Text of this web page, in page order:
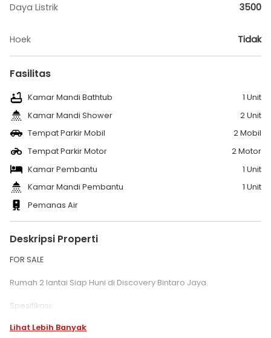
Daya Listrik 3500
Hoek Tidak
Fasilitas
Kamar Mandi Bathtub
1 Unit
Kamar Mandi Shower
2 Unit
Tempat Parkir Mobil
2 Mobil
Tempat Parkir Motor
2 Motor
Kamar Pembantu
1 Unit
Kamar Mandi Pembantu
1 Unit
Pemanas Air
Deskripsi Properti
FOR SALE
Rumah 2 lantai Siap Huni di Discovery Bintaro Jaya.
Spesifikasi:
Luas Bangunan 120 M2
Lihat Lebih Banyak